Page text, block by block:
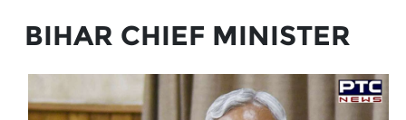
BIHAR CHIEF MINISTER